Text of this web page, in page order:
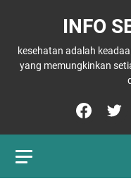
INFO
kesehatan adalah
yang memungkinkan